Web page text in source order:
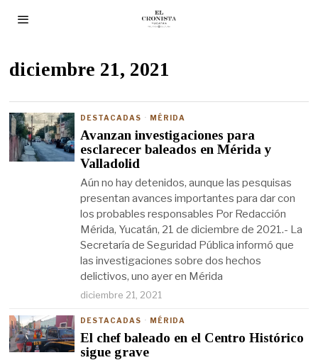
diciembre 21, 2021
DESTACADAS · MÉRIDA
Avanzan investigaciones para
esclarecer baleados en Mérida y
Valladolid
Aún no hay detenidos, aunque las pesquisas
presentan avances importantes para dar con
los probables responsables Por Redacción
Mérida, Yucatán, 21 de diciembre de 2021.- La
Secretaría de Seguridad Pública informó que
las investigaciones sobre dos hechos
delictivos, uno ayer en Mérida
diciembre 21, 2021
DESTACADAS · MÉRIDA
El chef baleado en el Centro Histórico
sigue grave